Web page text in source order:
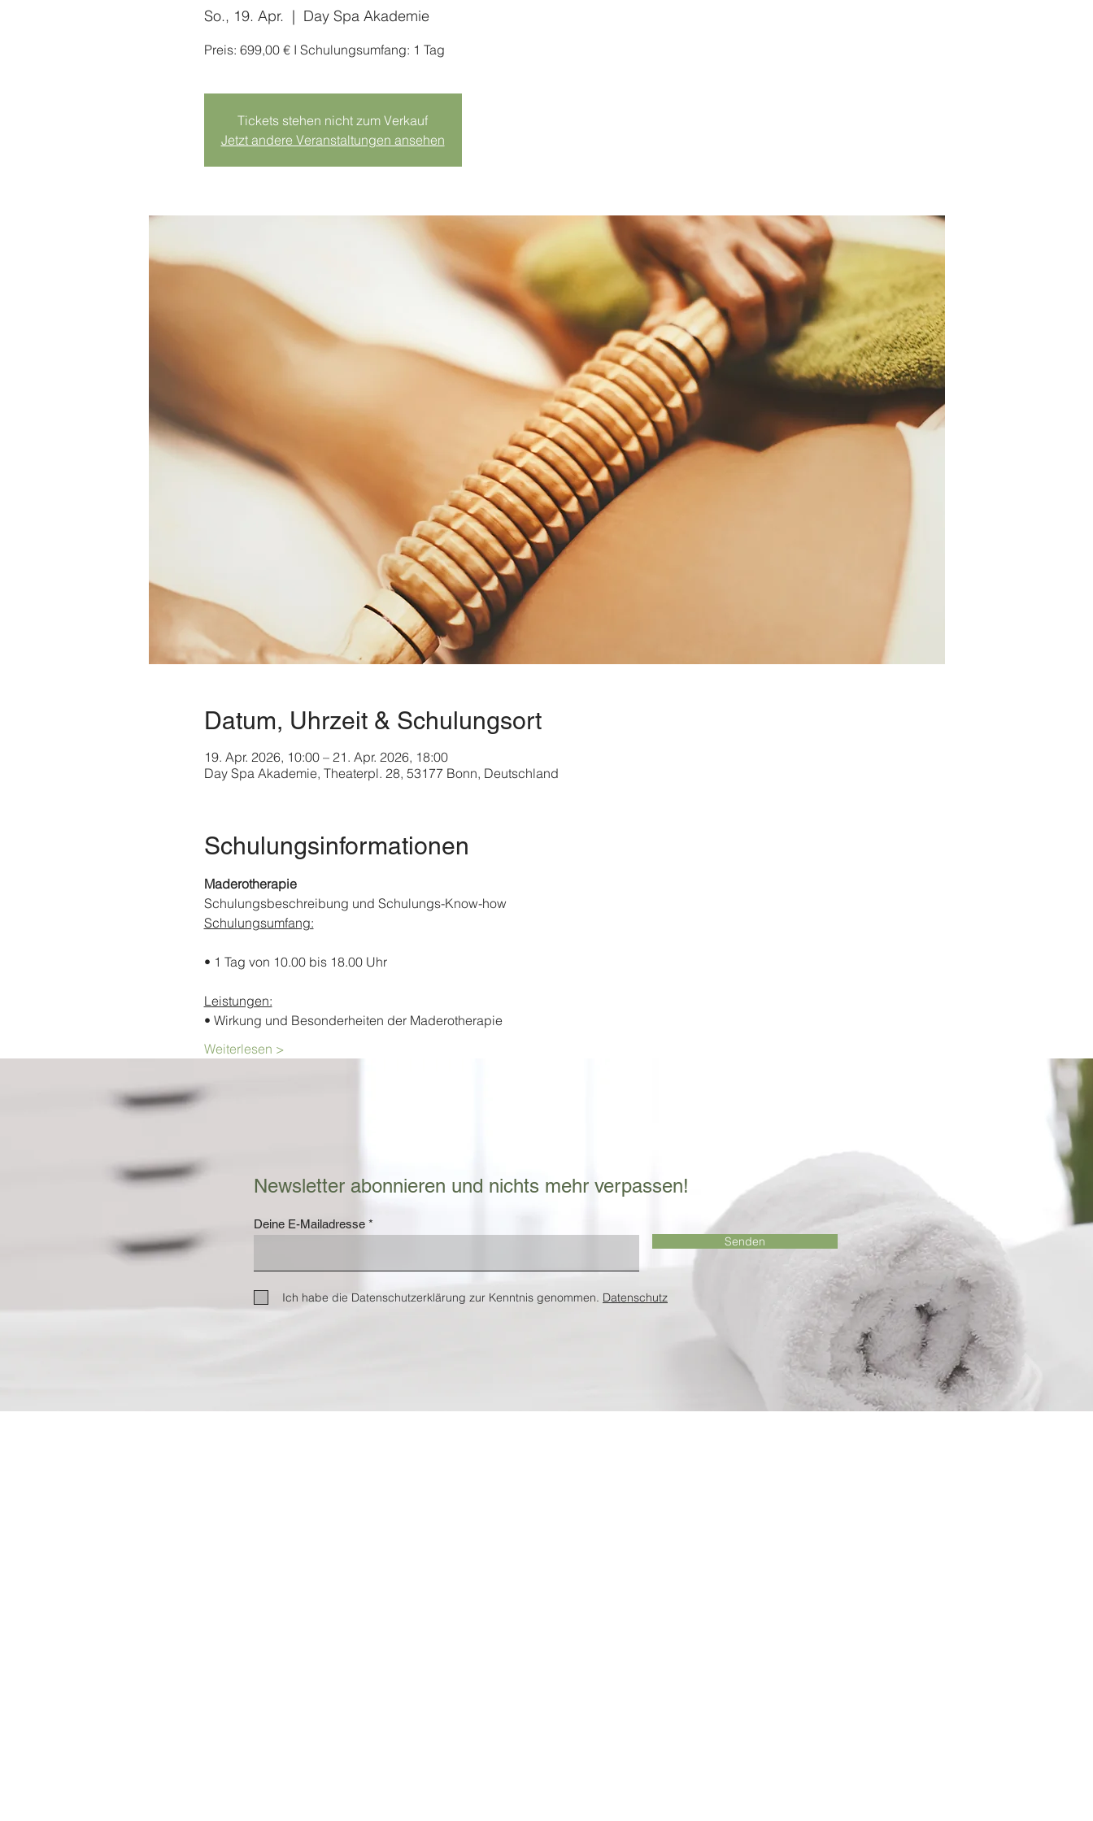
So., 19. Apr.
  |
Day Spa Akademie
Preis: 699,00 € I Schulungsumfang: 1 Tag
Tickets stehen nicht zum Verkauf
Jetzt andere Veranstaltungen ansehen
Datum, Uhrzeit & Schulungsort
19. Apr. 2026, 10:00 – 21. Apr. 2026, 18:00
Day Spa Akademie, Theaterpl. 28, 53177 Bonn, Deutschland
Schulungsinformationen
Maderotherapie
Schulungsbeschreibung und Schulungs-Know-how
Schulungsumfang:
• 1 Tag von 10.00 bis 18.00 Uhr
Leistungen:
• Wirkung und Besonderheiten der Maderotherapie
Weiterlesen >
Newsletter abonnieren und nichts mehr verpassen!
Deine E-Mailadresse
Senden
Ich habe die Datenschutzerklärung zur Kenntnis genommen. Datenschutz